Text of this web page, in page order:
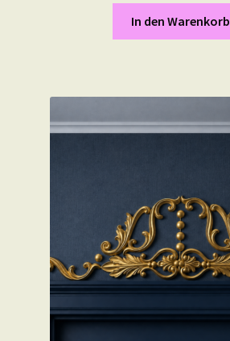
In den Warenkorb